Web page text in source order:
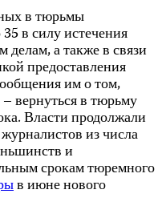
в тюрьмы
в силу истечения
делам, а также в связи
предоставления
им о том,
вернуться в тюрьму
Власти продолжали
журналистов из числа
и
срокам тюремного
в июне нового